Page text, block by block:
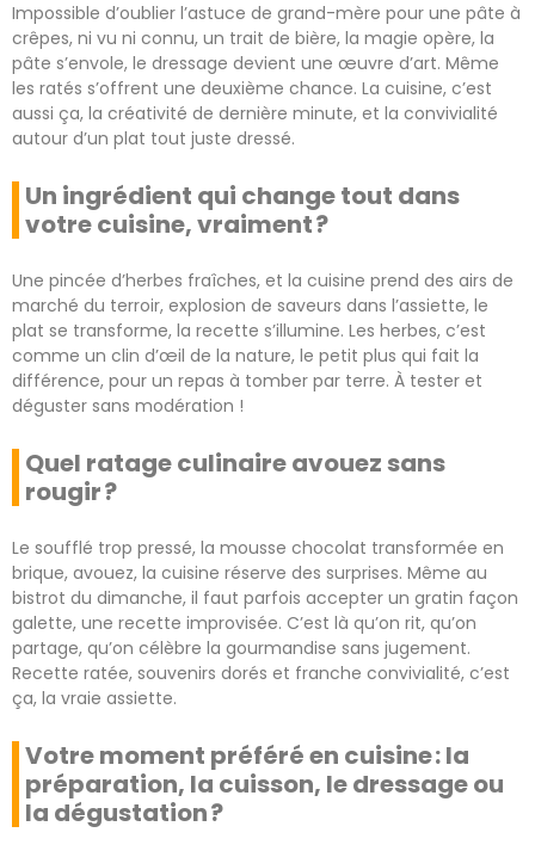
Impossible d’oublier l’astuce de grand-mère pour une pâte à
crêpes, ni vu ni connu, un trait de bière, la magie opère, la
pâte s’envole, le dressage devient une œuvre d’art. Même
les ratés s’offrent une deuxième chance. La cuisine, c’est
aussi ça, la créativité de dernière minute, et la convivialité
autour d’un plat tout juste dressé.
Un ingrédient qui change tout dans
votre cuisine, vraiment ?
Une pincée d’herbes fraîches, et la cuisine prend des airs de
marché du terroir, explosion de saveurs dans l’assiette, le
plat se transforme, la recette s’illumine. Les herbes, c’est
comme un clin d’œil de la nature, le petit plus qui fait la
différence, pour un repas à tomber par terre. À tester et
déguster sans modération !
Quel ratage culinaire avouez sans
rougir ?
Le soufflé trop pressé, la mousse chocolat transformée en
brique, avouez, la cuisine réserve des surprises. Même au
bistrot du dimanche, il faut parfois accepter un gratin façon
galette, une recette improvisée. C’est là qu’on rit, qu’on
partage, qu’on célèbre la gourmandise sans jugement.
Recette ratée, souvenirs dorés et franche convivialité, c’est
ça, la vraie assiette.
Votre moment préféré en cuisine : la
préparation, la cuisson, le dressage ou
la dégustation ?